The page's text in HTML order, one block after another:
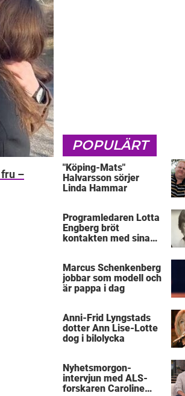
fru –
POPULÄRT
"Köping-Mats"
Halvarsson sörjer
Linda Hammar
Programledaren Lotta
Engberg bröt
kontakten med sina
Marcus Schenkenberg
jobbar som modell och
är pappa i dag
Anni-Frid Lyngstads
dotter Ann Lise-Lotte
dog i bilolycka
Nyhetsmorgon-
intervjun med ALS-
forskaren Caroline